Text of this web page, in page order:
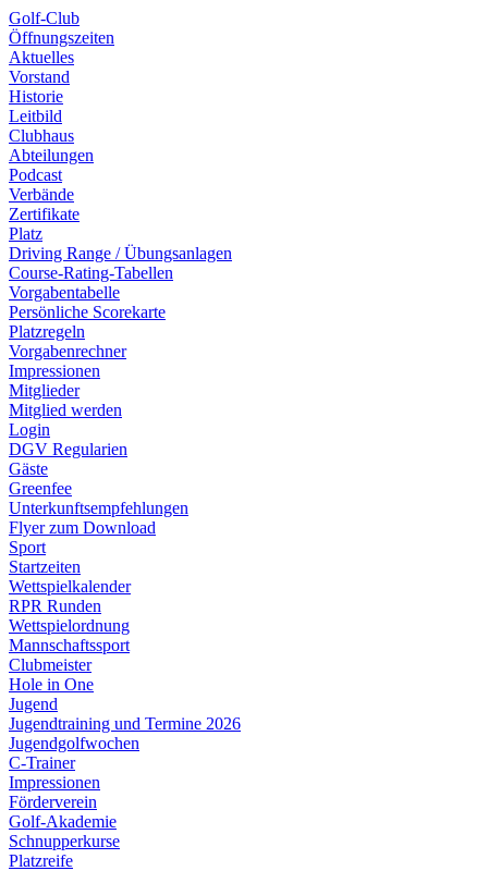
Golf-Club
Öffnungszeiten
Aktuelles
Vorstand
Historie
Leitbild
Clubhaus
Abteilungen
Podcast
Verbände
Zertifikate
Platz
Driving Range / Übungsanlagen
Course-Rating-Tabellen
Vorgabentabelle
Persönliche Scorekarte
Platzregeln
Vorgabenrechner
Impressionen
Mitglieder
Mitglied werden
Login
DGV Regularien
Gäste
Greenfee
Unterkunftsempfehlungen
Flyer zum Download
Sport
Startzeiten
Wettspielkalender
RPR Runden
Wettspielordnung
Mannschaftssport
Clubmeister
Hole in One
Jugend
Jugendtraining und Termine 2026
Jugendgolfwochen
C-Trainer
Impressionen
Förderverein
Golf-Akademie
Schnupperkurse
Platzreife